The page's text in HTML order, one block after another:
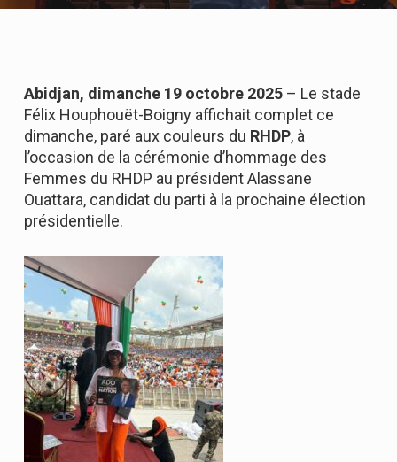
Abidjan, dimanche 19 octobre 2025– Le stade
Félix Houphouët-Boigny affichait complet ce
dimanche, paré aux couleurs du RHDP, à
l’occasion de la cérémonie d’hommage des
Femmes du RHDP au président Alassane
Ouattara, candidat du parti à la prochaine élection
présidentielle.